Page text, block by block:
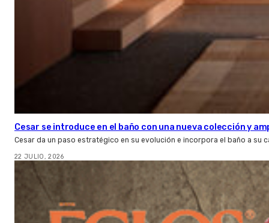
Cesar se introduce en el baño con una nueva colección y
Cesar da un paso estratégico en su evolución e incorpora el baño a su
22 JULIO, 2026